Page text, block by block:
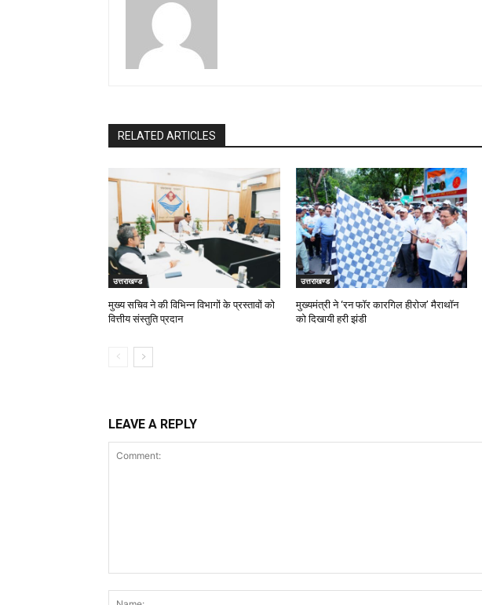
RELATED ARTICLES
उत्तराखण्ड
मुख्य सचिव ने की विभिन्न विभागों के प्रस्तावों को
वित्तीय संस्तुति प्रदान
उत्तराखण्ड
मुख्यमंत्री ने ‘रन फॉर कारगिल हीरोज’ मैराथॉन
को दिखायी हरी झंडी
LEAVE A REPLY